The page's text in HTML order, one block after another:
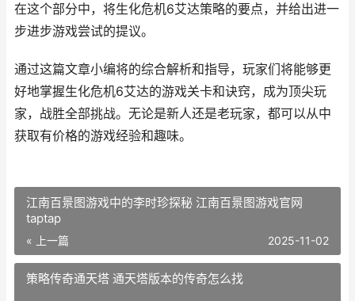
在这个部分中，将生化危机6艾达策略的要点，并给出进一
步进步游戏尝试的提议。
通过这篇文章小编将的综合解析和指导，玩家们将能够更
好地掌握生化危机6艾达的游戏关卡和诀窍，成为顶尖玩
家，战胜全部挑战。无论是新人还是老玩家，都可以从中
获取有价格的游戏经验和趣味。
江南百景图游戏中的李时珍探秘 江南百景图游戏官网
taptap
« 上一篇 2025-11-02
策略传奇通天塔 通天塔版本的传奇怎么找